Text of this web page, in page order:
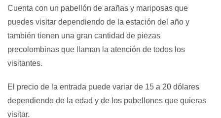
Cuenta con un pabellón de arañas y mariposas que
puedes visitar dependiendo de la estación del año y
también tienen una gran cantidad de piezas
precolombinas que llaman la atención de todos los
visitantes.
El precio de la entrada puede variar de 15 a 20 dólares
dependiendo de la edad y de los pabellones que quieras
visitar.